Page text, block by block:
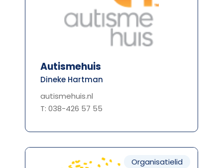
Autismehuis
Dineke Hartman
autismehuis.nl
T: 038-426 57 55
Organisatielid